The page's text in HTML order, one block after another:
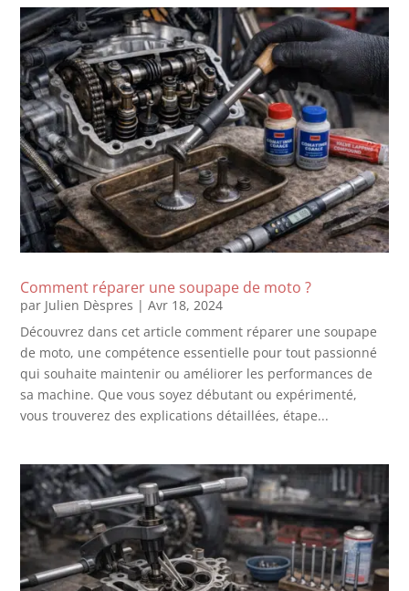
Comment réparer une soupape de moto ?
par Julien Dèspres |Avr 18, 2024
Découvrez dans cet article comment réparer une soupape
de moto, une compétence essentielle pour tout passionné
qui souhaite maintenir ou améliorer les performances de
sa machine. Que vous soyez débutant ou expérimenté,
vous trouverez des explications détaillées, étape...